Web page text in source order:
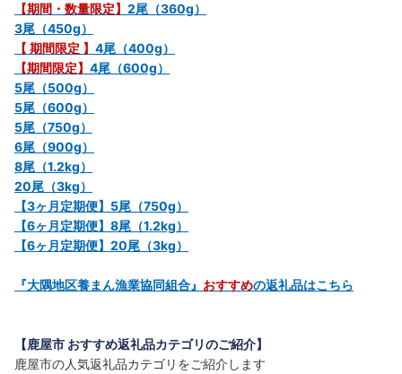
【期間・数量限定】 2尾（360g）
3尾（450g）
【 期間限定 】 4尾（400g）
【期間限定】 4尾（600g）
5尾（500g）
5尾（600g）
5尾（750g）
6尾（900g）
8尾（1.2kg）
20尾（3kg）
【3ヶ月定期便】5尾（750g）
【6ヶ月定期便】8尾（1.2kg）
【6ヶ月定期便】20尾（3kg）
『大隅地区養まん漁業協同組合』 おすすめの返礼品はこちら
【鹿屋市 おすすめ返礼品カテゴリのご紹介】
鹿屋市の人気返礼品カテゴリをご紹介します